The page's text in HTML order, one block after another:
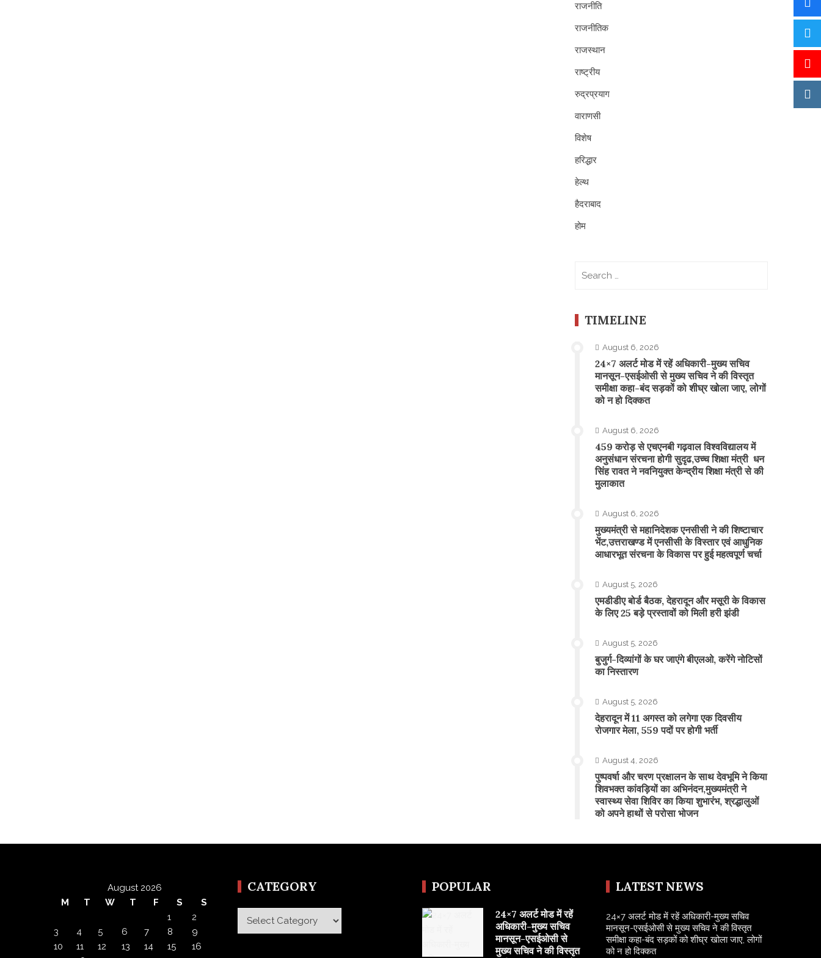
राजनीति
राजनीतिक
राजस्थान
राष्ट्रीय
रुद्रप्रयाग
वाराणसी
विशेष
हरिद्धार
हेल्थ
हैदराबाद
होम
TIMELINE
August 6, 2026
24×7 अलर्ट मोड में रहें अधिकारी-मुख्य सचिव
मानसून-एसईओसी से मुख्य सचिव ने की विस्तृत
समीक्षा कहा-बंद सड़कों को शीघ्र खोला जाए, लोगों
को न हो दिक्कत
August 6, 2026
459 करोड़ से एचएनबी गढ़वाल विश्वविद्यालय में
अनुसंधान संरचना होगी सुदृढ,उच्च शिक्षा मंत्री धन
सिंह रावत ने नवनियुक्त केन्द्रीय शिक्षा मंत्री से की
मुलाकात
August 6, 2026
मुख्यमंत्री से महानिदेशक एनसीसी ने की शिष्टाचार
भेंट,उत्तराखण्ड में एनसीसी के विस्तार एवं आधुनिक
आधारभूत संरचना के विकास पर हुई महत्वपूर्ण चर्चा
August 5, 2026
एमडीडीए बोर्ड बैठक, देहरादून और मसूरी के विकास
के लिए 25 बड़े प्रस्तावों को मिली हरी झंडी
August 5, 2026
बुजुर्ग-दिव्यांगों के घर जाएंगे बीएलओ, करेंगे नोटिसों
का निस्तारण
August 5, 2026
​देहरादून में 11 अगस्त को लगेगा एक दिवसीय
रोजगार मेला, 559 पदों पर होगी भर्ती
August 4, 2026
पुष्पवर्षा और चरण प्रक्षालन के साथ देवभूमि ने किया
शिवभक्त कांवड़ियों का अभिनंदन,मुख्यमंत्री ने
स्वास्थ्य सेवा शिविर का किया शुभारंभ, श्रद्धालुओं
को अपने हाथों से परोसा भोजन
August 2026
M
T W T F S
S
1
2
3
4 5 6 7 8
9
10
11 12 13 14 15
16
CATEGORY
Category
POPULAR
24×7 अलर्ट मोड में रहें
अधिकारी-मुख्य सचिव
मानसून-एसईओसी से
मुख्य सचिव ने की विस्तृत
LATEST NEWS
24×7 अलर्ट मोड में रहें अधिकारी-मुख्य सचिव
मानसून-एसईओसी से मुख्य सचिव ने की विस्तृत
समीक्षा कहा-बंद सड़कों को शीघ्र खोला जाए, लोगों
को न हो दिक्कत